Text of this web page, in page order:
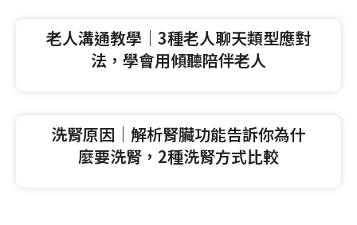
老人溝通教學｜3種老人聊天類型應對
法，學會用傾聽陪伴老人
洗腎原因｜解析腎臟功能告訴你為什
麼要洗腎，2種洗腎方式比較